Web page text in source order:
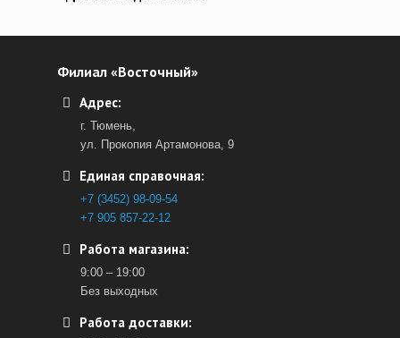
Филиал «Восточный»
Адрес:
г. Тюмень,
ул. Прокопия Артамонова, 9
Единая справочная:
+7 (3452) 98-09-54
+7 905 857-22-12
Работа магазина:
9:00 – 19:00
Без выходных
Работа доставки: